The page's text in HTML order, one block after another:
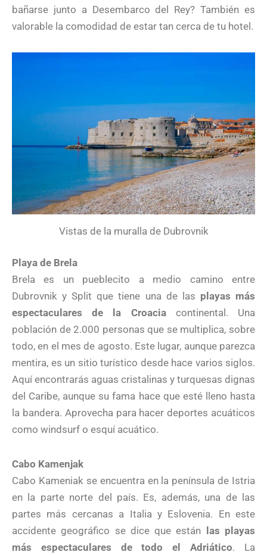
bañarse junto a Desembarco del Rey? También es
valorable la comodidad de estar tan cerca de tu hotel.
Vistas de la muralla de Dubrovnik
Playa de Brela
Brela es un pueblecito a medio camino entre
Dubrovnik y Split que tiene una de las playas más
espectaculares de la Croaciacontinental. Una
población de 2.000 personas que se multiplica, sobre
todo, en el mes de agosto. Este lugar, aunque parezca
mentira, es un sitio turístico desde hace varios siglos.
Aquí encontrarás aguas cristalinas y turquesas dignas
del Caribe, aunque su fama hace que esté lleno hasta
la bandera. Aprovecha para hacer deportes acuáticos
como windsurf o esquí acuático.
Cabo Kamenjak
Cabo Kameniak se encuentra en la península de Istria
en la parte norte del país. Es, además, una de las
partes más cercanas a Italia y Eslovenia. En este
accidente geográfico se dice que están las playas
más espectaculares de todo el Adriático. La